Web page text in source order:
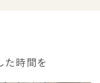
た時間を